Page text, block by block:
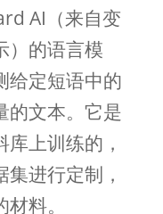
AI（来自变
）的语言模
给定短语中的
的文本。它是
上训练的，
进行定制，
料。